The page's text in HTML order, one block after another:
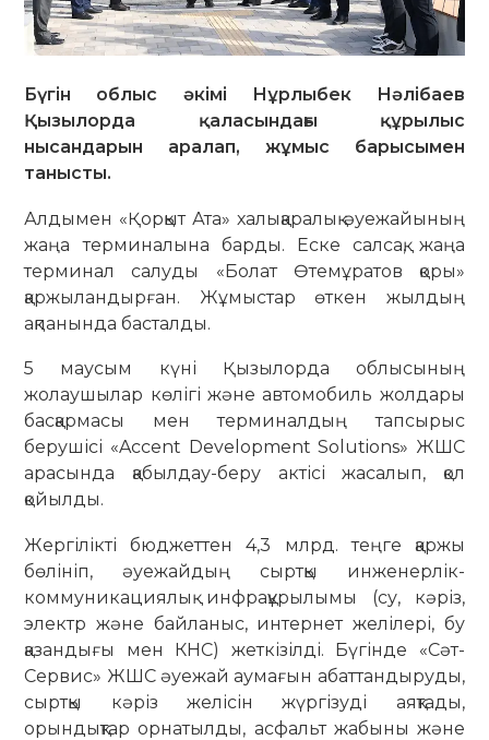
Бүгін облыс әкімі Нұрлыбек Нәлібаев
Қызылорда қаласындағы құрылыс
нысандарын аралап, жұмыс барысымен
танысты.
Алдымен «Қорқыт Ата» халықаралық әуежайының
жаңа терминалына барды. Еске салсақ, жаңа
терминал салуды «Болат Өтемұратов қоры»
қаржыландырған. Жұмыстар өткен жылдың
ақпанында басталды.
5 маусым күні Қызылорда облысының
жолаушылар көлігі және автомобиль жолдары
басқармасы мен терминалдың тапсырыс
берушісі «Accent Development Solutions» ЖШС
арасында қабылдау-беру актісі жасалып, қол
қойылды.
Жергілікті бюджеттен 4,3 млрд. теңге қаржы
бөлініп, әуежайдың сыртқы инженерлік-
коммуникациялық инфрақұрылымы (су, кәріз,
электр және байланыс, интернет желілері, бу
қазандығы мен КНС) жеткізілді. Бүгінде «Сәт-
Сервис» ЖШС әуежай аумағын абаттандыруды,
сыртқы кәріз желісін жүргізуді аяқтады,
орындықтар орнатылды, асфальт жабыны және